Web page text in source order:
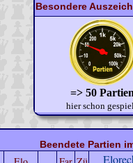
Besondere
=> 50 Partien
hier schon
Beendete Partien